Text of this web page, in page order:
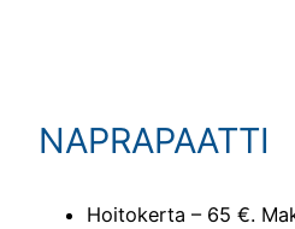
NAPRAPAATTI
Hoitokerta – 65 €.